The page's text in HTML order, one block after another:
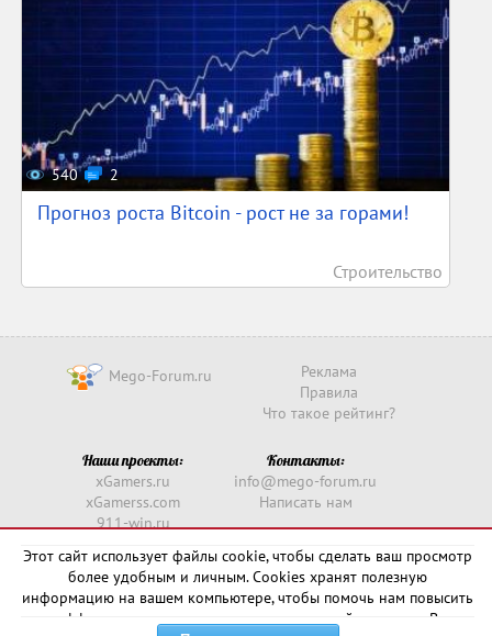
540 2
Прогноз роста Bitcoin - рост не за горами!
Строительство
Mego-Forum.ru
Реклама
Правила
Что такое рейтинг?
Наши проекты:
xGamers.ru
xGamerss.com
911-win.ru
Контакты:
info@mego-forum.ru
Написать нам
Copyright © 2016 -2026
Этот сайт использует файлы cookie, чтобы сделать ваш просмотр
более удобным и личным. Cookies хранят полезную
информацию на вашем компьютере, чтобы помочь нам повысить
эффективность и актуальность нашего сайта для вас. В